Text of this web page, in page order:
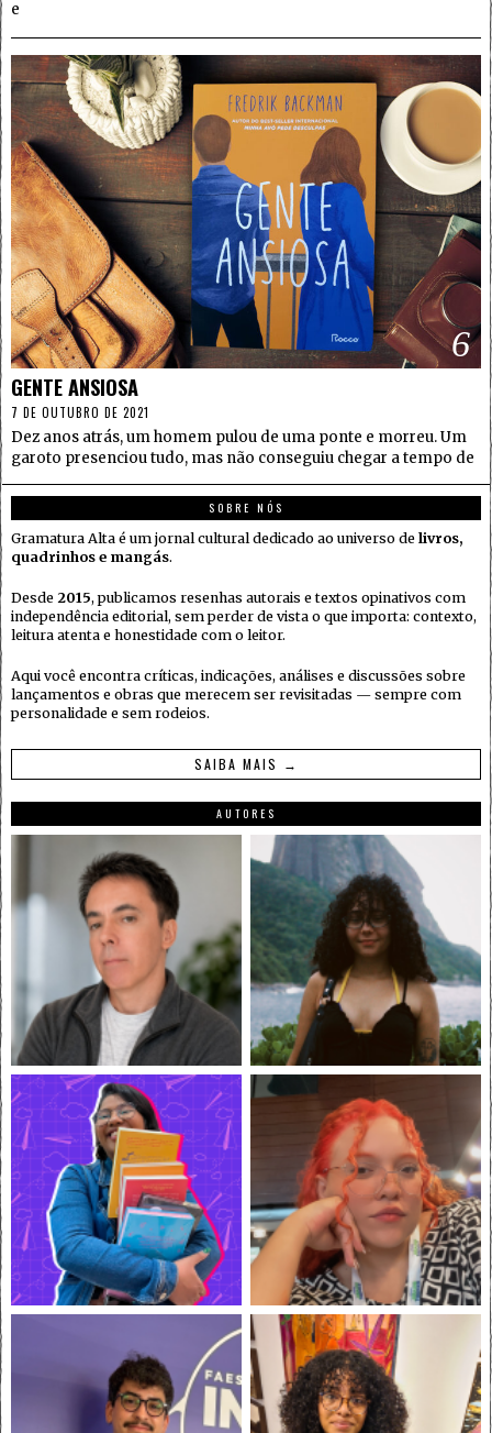
e
6
GENTE ANSIOSA
7 DE OUTUBRO DE 2021
Dez anos atrás, um homem pulou de uma ponte e morreu. Um
garoto presenciou tudo, mas não conseguiu chegar a tempo de
SOBRE NÓS
Gramatura Alta é um jornal cultural dedicado ao universo de livros,
quadrinhos e mangás.
Desde 2015, publicamos resenhas autorais e textos opinativos com
independência editorial, sem perder de vista o que importa: contexto,
leitura atenta e honestidade com o leitor.
Aqui você encontra críticas, indicações, análises e discussões sobre
lançamentos e obras que merecem ser revisitadas — sempre com
personalidade e sem rodeios.
SAIBA MAIS →
AUTORES